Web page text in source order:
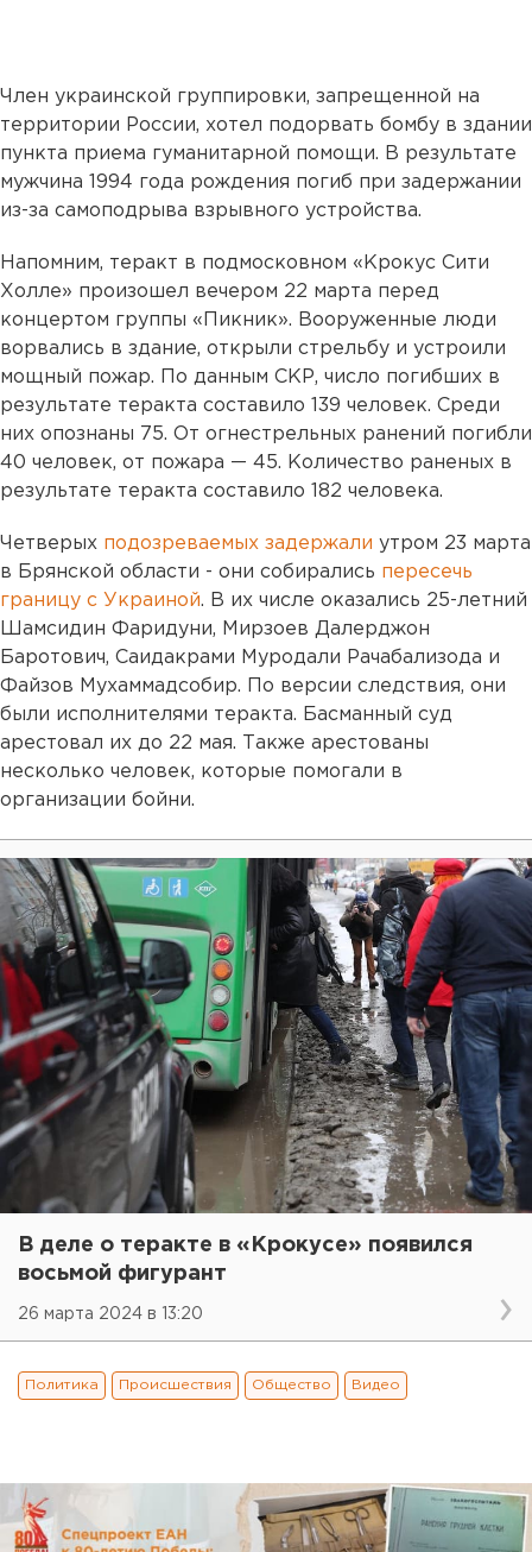
Член украинской группировки, запрещенной на
территории России, хотел подорвать бомбу в здании
пункта приема гуманитарной помощи. В результате
мужчина 1994 года рождения погиб при задержании
из-за самоподрыва взрывного устройства.
Напомним, теракт в подмосковном «Крокус Сити
Холле» произошел вечером 22 марта перед
концертом группы «Пикник». Вооруженные люди
ворвались в здание, открыли стрельбу и устроили
мощный пожар. По данным СКР, число погибших в
результате теракта составило 139 человек. Среди
них опознаны 75. От огнестрельных ранений погибли
40 человек, от пожара — 45. Количество раненых в
результате теракта составило 182 человека.
Четверых подозреваемых задержали утром 23 марта
в Брянской области - они собирались пересечь
границу с Украиной. В их числе оказались 25-летний
Шамсидин Фаридуни, Мирзоев Далерджон
Баротович, Саидакрами Муродали Рачабализода и
Файзов Мухаммадсобир. По версии следствия, они
были исполнителями теракта. Басманный суд
арестовал их до 22 мая. Также арестованы
несколько человек, которые помогали в
организации бойни.
В деле о теракте в «Крокусе» появился
восьмой фигурант
26 марта 2024 в 13:20
Политика Происшествия Общество Видео